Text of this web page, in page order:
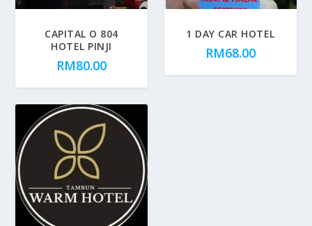
CAPITAL O 804
HOTEL PINJI
RM80.00
1 DAY CAR HOTEL
RM68.00